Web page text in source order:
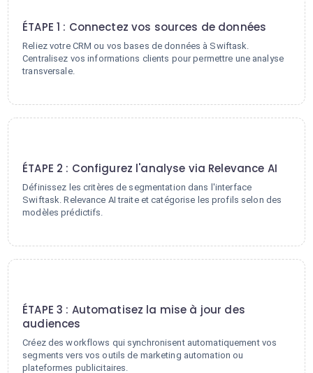
ÉTAPE 1 : Connectez vos sources de données
Reliez votre CRM ou vos bases de données à Swiftask.
Centralisez vos informations clients pour permettre une analyse
transversale.
ÉTAPE 2 : Configurez l'analyse via Relevance AI
Définissez les critères de segmentation dans l'interface
Swiftask. Relevance AI traite et catégorise les profils selon des
modèles prédictifs.
ÉTAPE 3 : Automatisez la mise à jour des
audiences
Créez des workflows qui synchronisent automatiquement vos
segments vers vos outils de marketing automation ou
plateformes publicitaires.